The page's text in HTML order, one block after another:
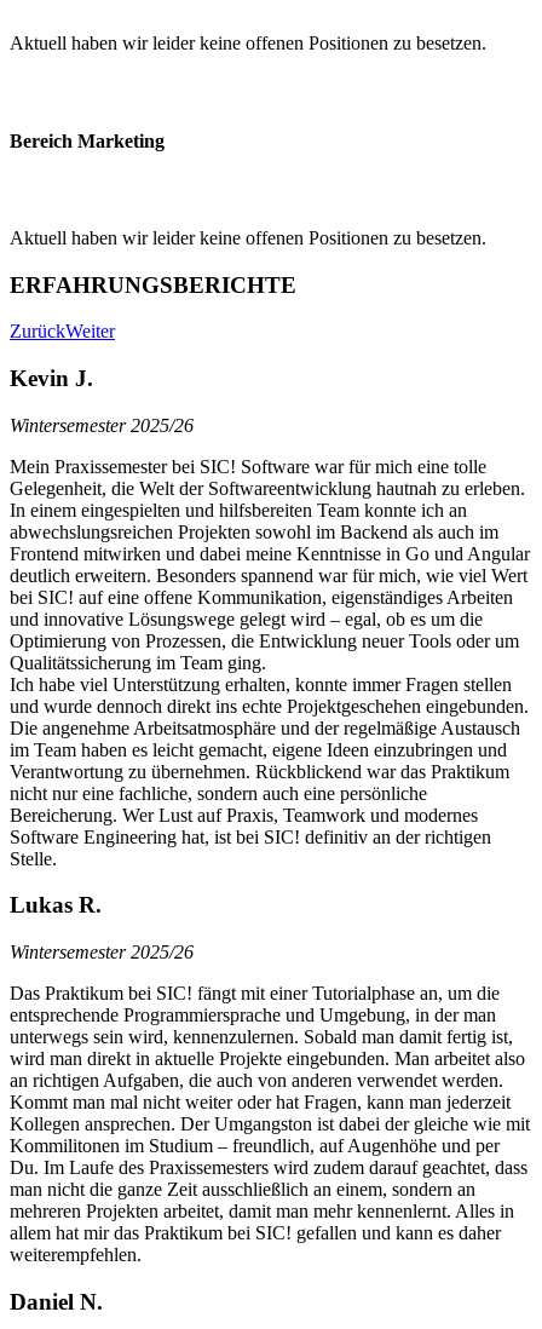
Aktuell haben wir leider keine offenen Positionen zu besetzen.
Bereich Marketing
Aktuell haben wir leider keine offenen Positionen zu besetzen.
ERFAHRUNGSBERICHTE
ZurückWeiter
Kevin J.
Wintersemester 2025/26
Mein Praxissemester bei SIC! Software war für mich eine tolle
Gelegenheit, die Welt der Softwareentwicklung hautnah zu erleben.
In einem eingespielten und hilfsbereiten Team konnte ich an
abwechslungsreichen Projekten sowohl im Backend als auch im
Frontend mitwirken und dabei meine Kenntnisse in Go und Angular
deutlich erweitern. Besonders spannend war für mich, wie viel Wert
bei SIC! auf eine offene Kommunikation, eigenständiges Arbeiten
und innovative Lösungswege gelegt wird – egal, ob es um die
Optimierung von Prozessen, die Entwicklung neuer Tools oder um
Qualitätssicherung im Team ging.
Ich habe viel Unterstützung erhalten, konnte immer Fragen stellen
und wurde dennoch direkt ins echte Projektgeschehen eingebunden.
Die angenehme Arbeitsatmosphäre und der regelmäßige Austausch
im Team haben es leicht gemacht, eigene Ideen einzubringen und
Verantwortung zu übernehmen. Rückblickend war das Praktikum
nicht nur eine fachliche, sondern auch eine persönliche
Bereicherung. Wer Lust auf Praxis, Teamwork und modernes
Software Engineering hat, ist bei SIC! definitiv an der richtigen
Stelle.
Lukas R.
Wintersemester 2025/26
Das Praktikum bei SIC! fängt mit einer Tutorialphase an, um die
entsprechende Programmiersprache und Umgebung, in der man
unterwegs sein wird, kennenzulernen. Sobald man damit fertig ist,
wird man direkt in aktuelle Projekte eingebunden. Man arbeitet also
an richtigen Aufgaben, die auch von anderen verwendet werden.
Kommt man mal nicht weiter oder hat Fragen, kann man jederzeit
Kollegen ansprechen. Der Umgangston ist dabei der gleiche wie mit
Kommilitonen im Studium – freundlich, auf Augenhöhe und per
Du. Im Laufe des Praxissemesters wird zudem darauf geachtet, dass
man nicht die ganze Zeit ausschließlich an einem, sondern an
mehreren Projekten arbeitet, damit man mehr kennenlernt. Alles in
allem hat mir das Praktikum bei SIC! gefallen und kann es daher
weiterempfehlen.
Daniel N.